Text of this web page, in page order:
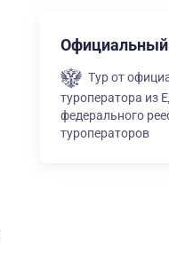
Официальный
Тур от
туроператора из
федерального
туроператоров